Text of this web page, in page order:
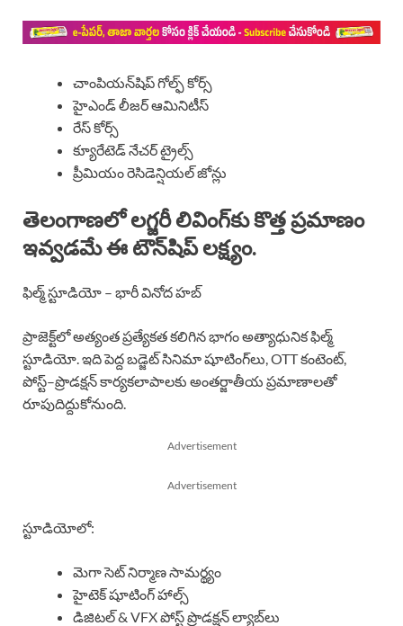
చాంపియన్‌షిప్ గోల్ఫ్ కోర్స్
హైఎండ్ లీజర్ ఆమినిటీస్
రేస్ కోర్స్
క్యూరేటెడ్ నేచర్ ట్రైల్స్
ప్రీమియం రెసిడెన్షియల్ జోన్లు
తెలంగాణలో లగ్జరీ లివింగ్‌కు కొత్త ప్రమాణం
ఇవ్వడమే ఈ టౌన్‌షిప్ లక్ష్యం.
ఫిల్మ్ స్టూడియో – భారీ వినోద హబ్
ప్రాజెక్ట్‌లో అత్యంత ప్రత్యేకత కలిగిన భాగం అత్యాధునిక ఫిల్మ్
స్టూడియో. ఇది పెద్ద బడ్జెట్ సినిమా షూటింగ్‌లు, OTT కంటెంట్,
పోస్ట్–ప్రొడక్షన్ కార్యకలాపాలకు అంతర్జాతీయ ప్రమాణాలతో
రూపుదిద్దుకోనుంది.
Advertisement
Advertisement
స్టూడియోలో:
మెగా సెట్ నిర్మాణ సామర్థ్యం
హైటెక్ షూటింగ్ హాల్స్
డిజిటల్ & VFX పోస్ట్ ప్రొడక్షన్ ల్యాబ్‌లు